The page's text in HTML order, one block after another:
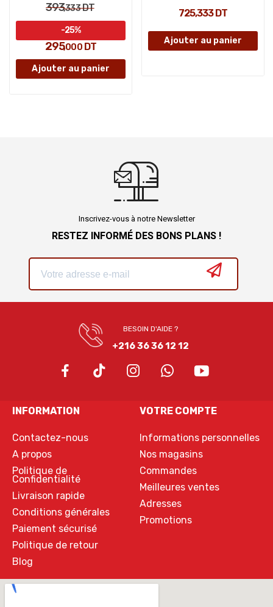
393,333DT
295,000DT
-25%
Ajouter au panier
725,333 DT
Ajouter au panier
Inscrivez-vous à notre Newsletter
RESTEZ INFORMÉ DES BONS PLANS !
BESOIN D'AIDE ?
+216 36 36 12 12
INFORMATION
Contactez-nous
A propos
Politique de
Confidentialité
Livraison rapide
Conditions générales
Paiement sécurisé
Politique de retour
Blog
VOTRE COMPTE
Informations personnelles
Nos magasins
Commandes
Meilleures ventes
Adresses
Promotions